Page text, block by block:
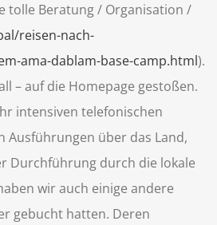
tolle Beratung / Organisation /
reisen-nach-
ama-dablam-base-camp.html).
– auf die Homepage gestoßen.
intensiven telefonischen
Ausführungen über das Land,
Durchführung durch die lokale
wir auch einige andere
gebucht hatten. Deren